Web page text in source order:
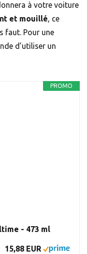
à votre voiture
et mouillé, ce
faut. Pour une
d’utiliser un
PROMO
- 473 ml
15,88 EUR